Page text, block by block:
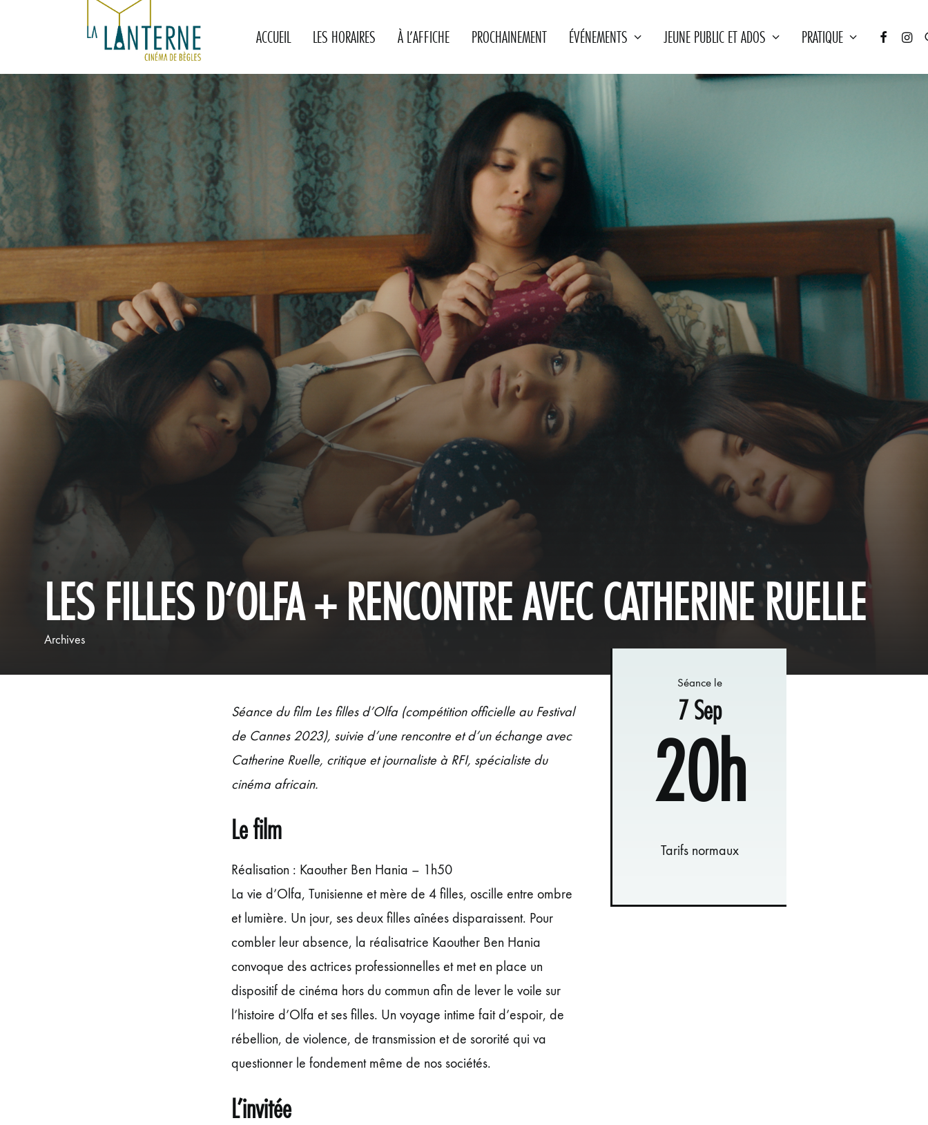
ACCUEIL LES HORAIRES À L’AFFICHE PROCHAINEMENT ÉVÉNEMENTS JEUNE PUBLIC ET ADOS PRATIQUE
LES FILLES D’OLFA + RENCONTRE AVEC CATHERINE RUELLE
Archives
Séance du film Les filles d’Olfa (compétition officielle au Festival
de Cannes 2023), suivie d’une rencontre et d’un échange avec
Catherine Ruelle, critique et journaliste à RFI, spécialiste du
cinéma africain.
Le film
Réalisation : Kaouther Ben Hania – 1h50
La vie d’Olfa, Tunisienne et mère de 4 filles, oscille entre ombre
et lumière. Un jour, ses deux filles aînées disparaissent. Pour
combler leur absence, la réalisatrice Kaouther Ben Hania
convoque des actrices professionnelles et met en place un
dispositif de cinéma hors du commun afin de lever le voile sur
l’histoire d’Olfa et ses filles. Un voyage intime fait d’espoir, de
rébellion, de violence, de transmission et de sororité qui va
questionner le fondement même de nos sociétés.
L’invitée
Séance le
7 Sep
20h
Tarifs normaux